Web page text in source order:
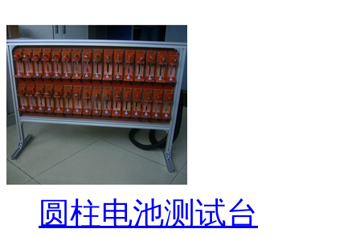
圆柱电池测试台